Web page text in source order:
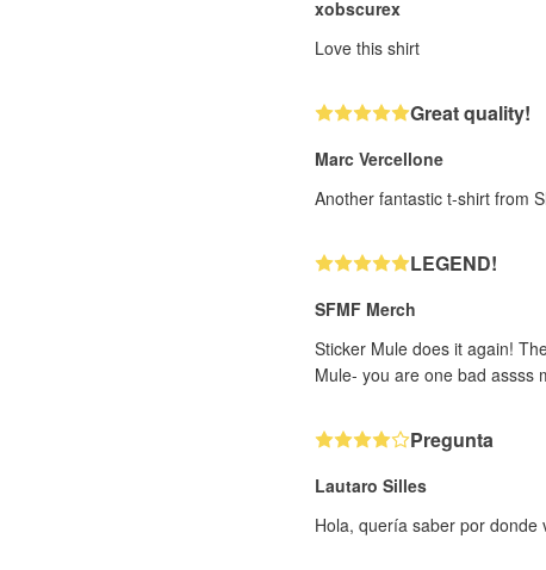
xobscurex
Love this shirt
Great quality!
Marc Vercellone
Another fantastic t-shirt from
LEGEND!
SFMF Merch
Sticker Mule does it again!
Mule- you are one bad assss
Pregunta
Lautaro Silles
Hola, quería saber por donde